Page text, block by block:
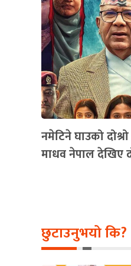
नमेटिने घाउको
माधव नेपाल देखिए
छुटाउनुभयो कि?